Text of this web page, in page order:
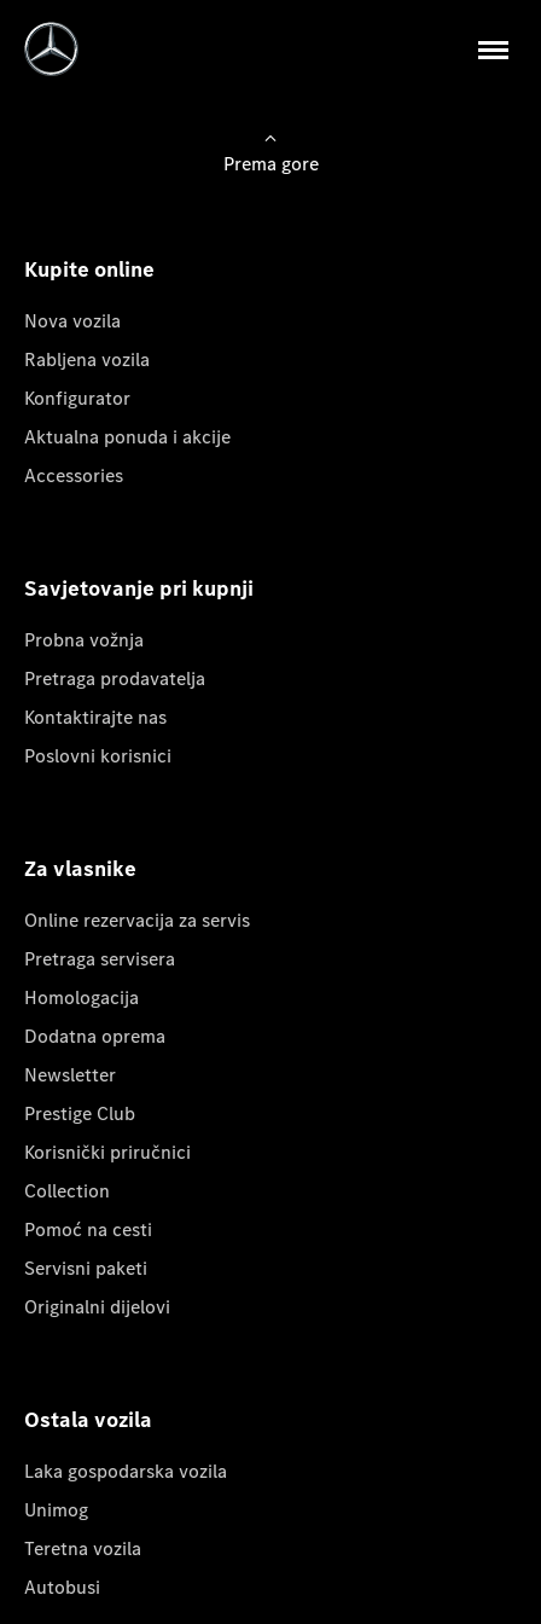
Prema gore
Kupite online
Nova vozila
Rabljena vozila
Konfigurator
Aktualna ponuda i akcije
Accessories
Savjetovanje pri kupnji
Probna vožnja
Pretraga prodavatelja
Kontaktirajte nas
Poslovni korisnici
Za vlasnike
Online rezervacija za servis
Pretraga servisera
Homologacija
Dodatna oprema
Newsletter
Prestige Club
Korisnički priručnici
Collection
Pomoć na cesti
Servisni paketi
Originalni dijelovi
Ostala vozila
Laka gospodarska vozila
Unimog
Teretna vozila
Autobusi